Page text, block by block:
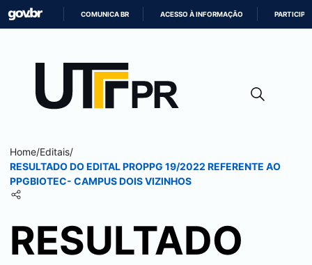
CONTEÚDO
COMUNICA BR ACESSO À INFORMAÇÃO PARTICIPE
Home/Editais/
RESULTADO DO EDITAL PROPPG 19/2022 REFERENTE AO
PPGBIOTEC- CAMPUSDOIS VIZINHOS
RESULTADO